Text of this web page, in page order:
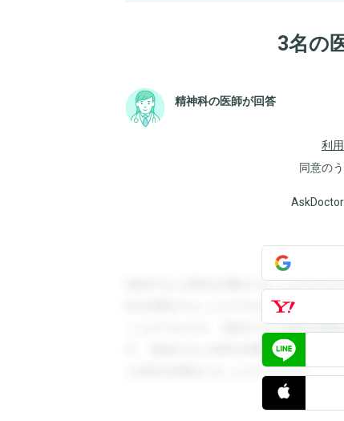
3名の
精神科の医師が回答
利
同意の
登録すると回答を閲覧することができ
答を閲覧することができます。登録す
ことができます。登録すると回答を閲
す。登録すると回答を閲覧することが
と回答を閲覧することができます。